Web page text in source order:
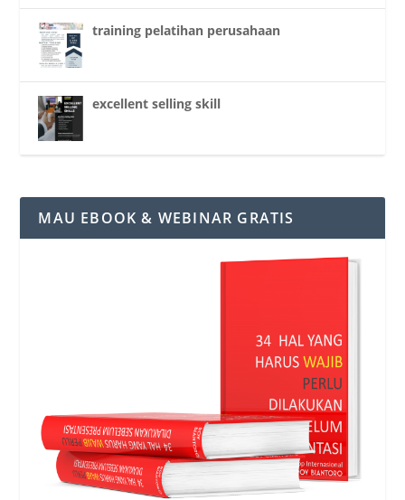
training pelatihan perusahaan
excellent selling skill
MAU EBOOK & WEBINAR GRATIS